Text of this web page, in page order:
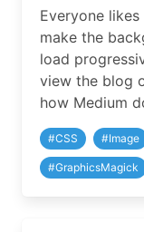
Everyone
make the
load
view the blog
how Medium
#CSS #Image
#GraphicsMagick